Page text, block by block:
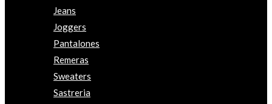
Jeans
Joggers
Pantalones
Remeras
Sweaters
Sastreria